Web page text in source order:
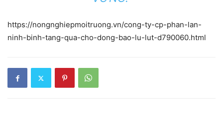
https://nongnghiepmoitruong.vn/cong-ty-cp-phan-lan-
ninh-binh-tang-qua-cho-dong-bao-lu-lut-d790060.html